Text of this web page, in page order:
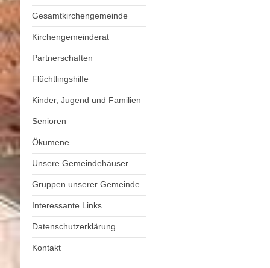
Gesamtkirchengemeinde
Kirchengemeinderat
Partnerschaften
Flüchtlingshilfe
Kinder, Jugend und Familien
Senioren
Ökumene
Unsere Gemeindehäuser
Gruppen unserer Gemeinde
Interessante Links
Datenschutzerklärung
Kontakt